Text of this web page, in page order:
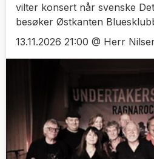
vilter konsert når svenske
besøker Østkanten
13.11.2026 21:00 @ Herr